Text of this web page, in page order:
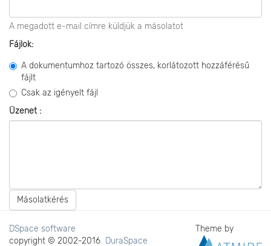
A megadott e-mail címre küldjük a másolatot
Fájlok:
A dokumentumhoz tartozó összes, korlátozott hozzáférésű
fájlt
Csak az igényelt fájl
Üzenet :
Másolatkérés
DSpace software
copyright © 2002-2016 DuraSpace
Theme by